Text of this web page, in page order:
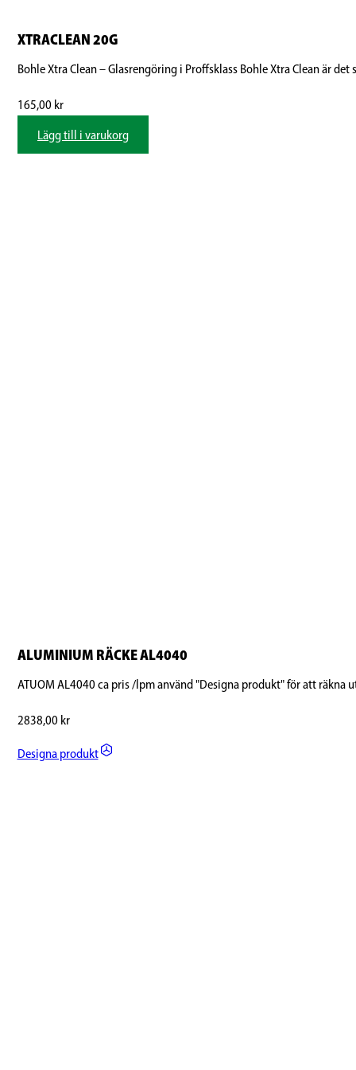
XTRACLEAN 20G
Bohle Xtra Clean – Glasrengöring i Proffsklass Bohle Xtra Clean är det
165,00 kr
Lägg till i varukorg
ALUMINIUM RÄCKE AL4040
ATUOM AL4040 ca pris /lpm använd "Designa produkt" för att räkna
2838,00 kr
Designa produkt